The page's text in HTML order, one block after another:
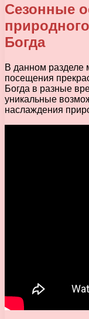
Сезонные
Богда
В данном разделе
посещения
Богда в разные
уникальные
наслаждения